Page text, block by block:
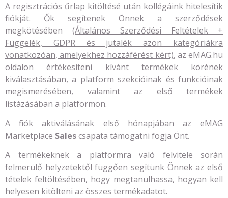
A regisztrációs űrlap kitöltésé után kollégáink hitelesítik
fiókját. Ők segítenek Önnek a szerződések
megkötésében (Általános Szerződési Feltételek +
Függelék, GDPR és jutalék azon kategóriákra
vonatkozóan, amelyekhez hozzáférést kért), az eMAG.hu
oldalon értékesíteni kívánt termékek körének
kiválasztásában, a platform szekcióinak és funkcióinak
megismerésében, valamint az első termékek
listázásában a platformon.
A fiók aktiválásának első hónapjában az eMAG
Marketplace Salescsapata támogatni fogja Önt.
A termékeknek a platformra való felvitele során
felmerülő helyzetektől függően segítünk Önnek az első
tételek feltöltésében, hogy megtanulhassa, hogyan kell
helyesen kitölteni az összes termékadatot.